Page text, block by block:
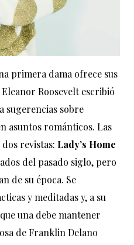
primera dama ofrece sus
Roosevelt escribió
sugerencias sobre
asuntos románticos. Las
revistas: Lady’s Home
del pasado siglo, pero
de su época. Se
y meditadas y, a su
una debe mantener
de Franklin Delano